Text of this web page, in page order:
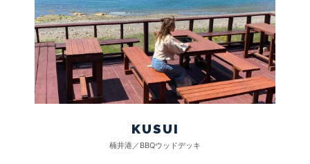
KUSUI
楠井港／BBQウッドデッキ